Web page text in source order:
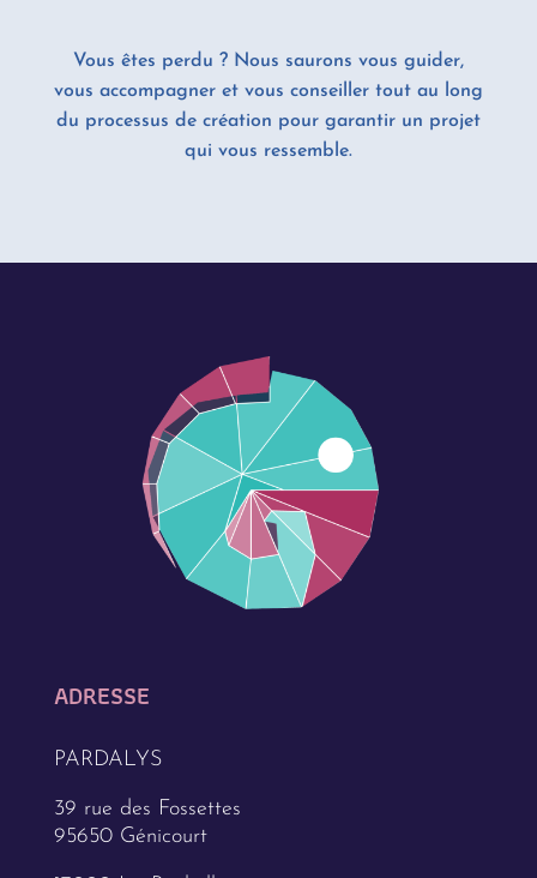
Vous êtes perdu ? Nous saurons vous guider,
vous accompagner et vous conseiller tout au long
du processus de création pour garantir un projet
qui vous ressemble.
ADRESSE
PARDALYS
39 rue des Fossettes
95650 Génicourt